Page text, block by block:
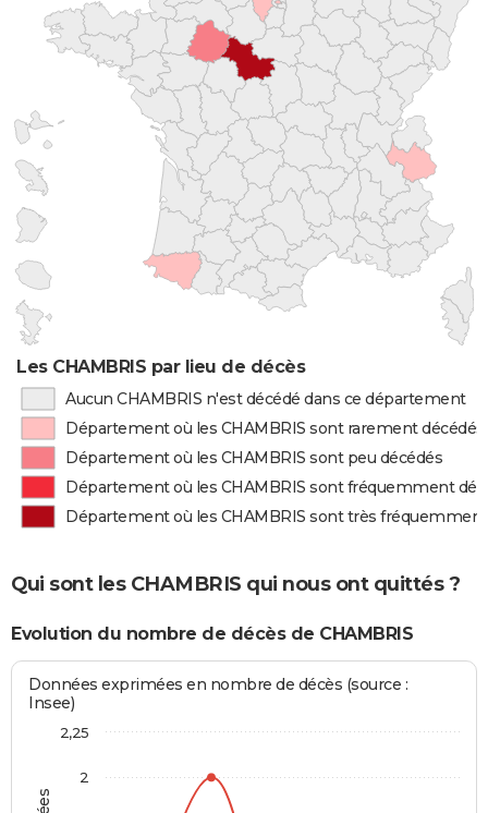
Les CHAMBRIS par lieu de décès
Aucun CHAMBRIS n'est décédé dans ce département
Département où les CHAMBRIS sont rarement décédés
Département où les CHAMBRIS sont peu décédés
Département où les CHAMBRIS sont fréquemment
Département où les CHAMBRIS sont très
Qui sont les CHAMBRIS qui nous ont quittés ?
Evolution du nombre de décès de CHAMBRIS
Données exprimées en nombre de décès (source :
Insee)
2
2,25